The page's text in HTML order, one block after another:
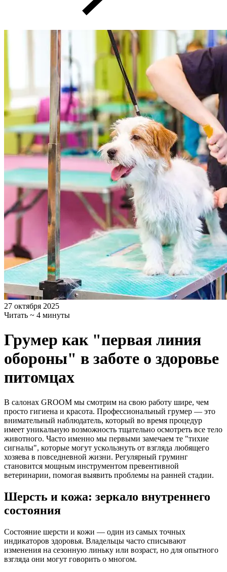
27 октября 2025
Читать ~ 4 минуты
Грумер как "первая линия
обороны" в заботе о здоровье
питомцах
В салонах GROOM мы смотрим на свою работу шире, чем
просто гигиена и красота. Профессиональный грумер — это
внимательный наблюдатель, который во время процедур
имеет уникальную возможность тщательно осмотреть все тело
животного. Часто именно мы первыми замечаем те "тихие
сигналы", которые могут ускользнуть от взгляда любящего
хозяева в повседневной жизни. Регулярный груминг
становится мощным инструментом превентивной
ветеринарии, помогая выявить проблемы на ранней стадии.
Шерсть и кожа: зеркало внутреннего
состояния
Состояние шерсти и кожи — один из самых точных
индикаторов здоровья. Владельцы часто списывают
изменения на сезонную линьку или возраст, но для опытного
взгляда они могут говорить о многом.